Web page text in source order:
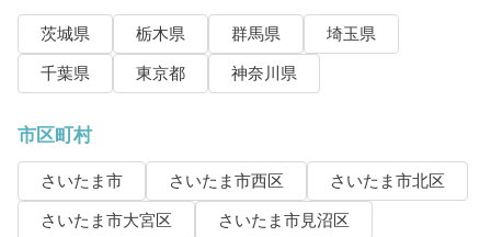
茨城県 栃木県 群馬県
埼玉県
千葉県
東京都 神奈川県
市区町村
さいたま市 さいたま市西区
さいたま市北区
さいたま市大宮区
さいたま市見沼区